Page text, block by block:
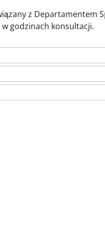
z Departamentem
godzinach konsultacji.